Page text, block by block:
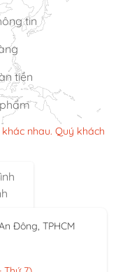
tin
tiền
nhau. Quý khách
Đông, TPHCM